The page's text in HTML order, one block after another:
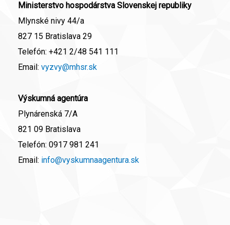
Ministerstvo hospodárstva Slovenskej republiky
Mlynské nivy 44/a
827 15 Bratislava 29
Telefón: +421 2/48 541 111
Email: vyzvy@mhsr.sk
Výskumná agentúra
Plynárenská 7/A
821 09 Bratislava
Telefón: 0917 981 241
Email: info@vyskumnaagentura.sk